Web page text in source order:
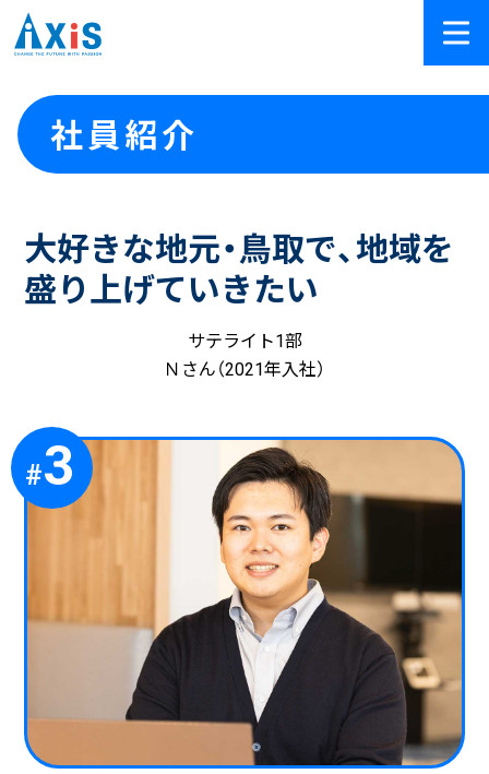
社員紹介
大好きな地元・鳥取で、 地域を
盛り上げていきたい
サテライト1部
Ｎさん（2021年入社）
#3